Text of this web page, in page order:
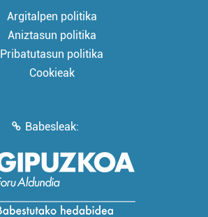
Argitalpen politika
Aniztasun politika
Pribatutasun politika
Cookieak
Babesleak: